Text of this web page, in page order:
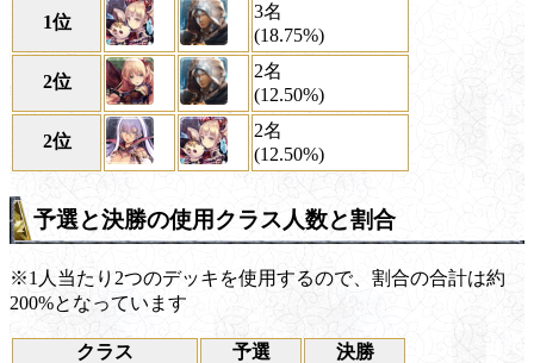
1位
3名
(18.75%)
2位
2名
(12.50%)
2位
2名
(12.50%)
予選と決勝の使用クラス人数と割合
※1人当たり2つのデッキを使用するので、割合の合計は約
200%となっています
クラス 予選 決勝